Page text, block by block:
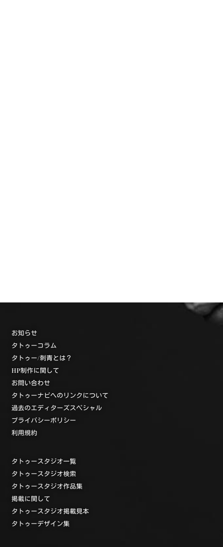
お知らせ
タトゥーコラム
タトゥー/刺青とは？
HP制作に関して
お問い合わせ
タトゥーナビへのリンクについて
過去のエディターズスペシャル
プライバシーポリシー
利用規約
タトゥースタジオ一覧
タトゥースタジオ検索
タトゥースタジオ作品集
掲載に関して
タトゥースタジオ掲載見本
タトゥーデザイン集